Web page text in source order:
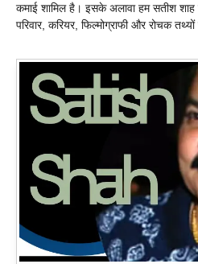
कमाई शामिल है। इसके अलावा हम सतीश शाह
परिवार, करियर, फिल्मोग्राफी और रोचक